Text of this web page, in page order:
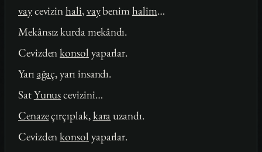
vaycevizinhali,vaybenimhalim…
Mekânsız kurda mekândı.
Cevizdenkonsol yaparlar.
Yarı ağaç, yarı insandı.
SatYunuscevizini…
Cenazeçırçıplak,karauzandı.
Cevizdenkonsol yaparlar.